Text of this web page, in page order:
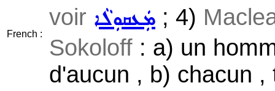
French :
voir ܡܲܥܩܘܼܠܵܐ ; 4)
Sokoloff : a) un
d'aucun , b) chacun